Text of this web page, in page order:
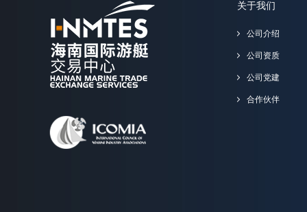
关于我们
公司介绍
公司资质
公司党建
合作伙伴